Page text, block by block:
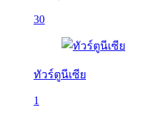
30
ทัวร์ตูนีเซีย
1